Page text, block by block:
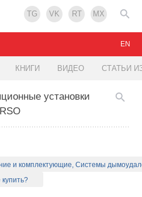
TG VK RT MX
КНИГИ ВИДЕО СТАТЬИ
EN
установки
и комплектующие, Системы
купить?